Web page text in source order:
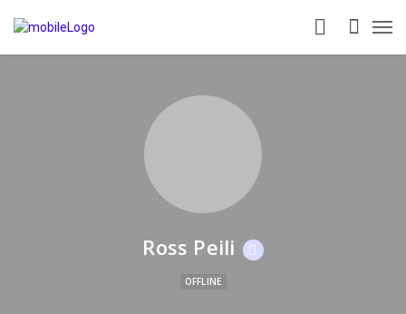
Ross Peili
OFFLINE